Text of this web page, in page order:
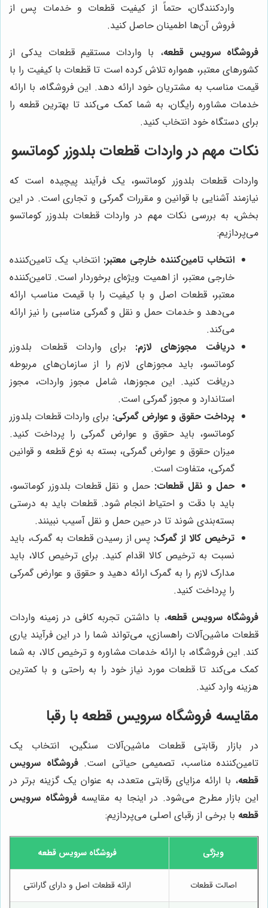
واردکنندگان، حتماً از کیفیت قطعات و خدمات پس از
فروش آن‌ها اطمینان حاصل کنید.
فروشگاه سرویس قطعه، با واردات مستقیم قطعات یدکی از
کشورهای معتبر، همواره تلاش کرده است تا قطعات با کیفیت را با
قیمت مناسب به مشتریان خود ارائه دهد. این فروشگاه، با ارائه
خدمات مشاوره رایگان، به شما کمک می‌کند تا بهترین قطعه را
برای دستگاه خود انتخاب کنید.
نکات مهم در واردات قطعات بلدوزر کوماتسو
واردات قطعات بلدوزر کوماتسو، یک فرآیند پیچیده است که
نیازمند آشنایی با قوانین و مقررات گمرکی و تجاری است. در این
بخش، به بررسی نکات مهم در واردات قطعات بلدوزر کوماتسو
می‌پردازیم:
انتخاب تامین‌کننده خارجی معتبر: انتخاب یک تامین‌کننده
خارجی معتبر، از اهمیت ویژه‌ای برخوردار است. تامین‌کننده
معتبر، قطعات اصل و با کیفیت را با قیمت مناسب ارائه
می‌دهد و خدمات حمل و نقل و گمرکی مناسبی را نیز ارائه
می‌کند.
دریافت مجوزهای لازم: برای واردات قطعات بلدوزر
کوماتسو، باید مجوزهای لازم را از سازمان‌های مربوطه
دریافت کنید. این مجوزها، شامل مجوز واردات، مجوز
استاندارد و مجوز گمرکی است.
پرداخت حقوق و عوارض گمرکی: برای واردات قطعات بلدوزر
کوماتسو، باید حقوق و عوارض گمرکی را پرداخت کنید.
میزان حقوق و عوارض گمرکی، بسته به نوع قطعه و قوانین
گمرکی، متفاوت است.
حمل و نقل قطعات: حمل و نقل قطعات بلدوزر کوماتسو،
باید با دقت و احتیاط انجام شود. قطعات باید به درستی
بسته‌بندی شوند تا در حین حمل و نقل آسیب نبینند.
ترخیص کالا از گمرک: پس از رسیدن قطعات به گمرک، باید
نسبت به ترخیص کالا اقدام کنید. برای ترخیص کالا، باید
مدارک لازم را به گمرک ارائه دهید و حقوق و عوارض گمرکی
را پرداخت کنید.
فروشگاه سرویس قطعه، با داشتن تجربه کافی در زمینه واردات
قطعات ماشین‌آلات راهسازی، می‌تواند شما را در این فرآیند یاری
کند. این فروشگاه، با ارائه خدمات مشاوره و ترخیص کالا، به شما
کمک می‌کند تا قطعات مورد نیاز خود را به راحتی و با کمترین
هزینه وارد کنید.
مقایسه فروشگاه سرویس قطعه با رقبا
در بازار رقابتی قطعات ماشین‌آلات سنگین، انتخاب یک
تامین‌کننده مناسب، تصمیمی حیاتی است.فروشگاه سرویس
قطعه، با ارائه مزایای رقابتی متعدد، به عنوان یک گزینه برتر در
این بازار مطرح می‌شود. در اینجا به مقایسهفروشگاه سرویس
قطعه با برخی از رقبای اصلی می‌پردازیم:
ویژگی فروشگاه سرویس قطعه
اصالت قطعات ارائه قطعات اصل و دارای گارانتی